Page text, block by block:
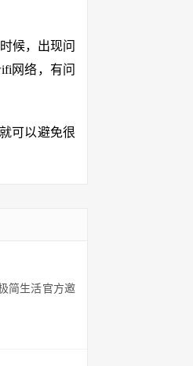
候，出现问
网络，有问
可以避免很
简生活官方邀